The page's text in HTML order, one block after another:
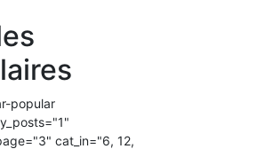
popular
cat_in="6, 12,